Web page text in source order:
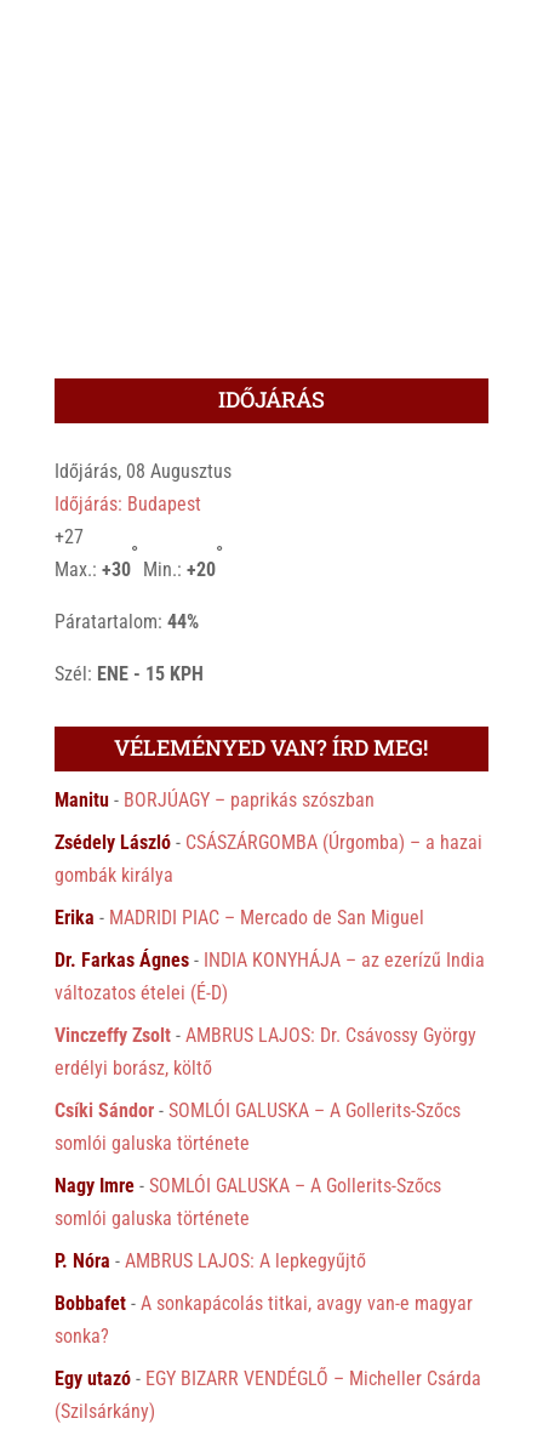
IDŐJÁRÁS
Időjárás, 08 Augusztus
Időjárás: Budapest
+27
Max.: +30
°
Min.: +20
°
Páratartalom: 44%
Szél: ENE - 15 KPH
VÉLEMÉNYED VAN? ÍRD MEG!
Manitu- BORJÚAGY – paprikás szószban
Zsédely László- CSÁSZÁRGOMBA (Úrgomba) – a hazai
gombák királya
Erika - MADRIDI PIAC – Mercado de San Miguel
Dr. Farkas Ágnes- INDIA KONYHÁJA – az ezerízű India
változatos ételei (É-D)
Vinczeffy Zsolt- AMBRUS LAJOS: Dr. Csávossy György
erdélyi borász, költő
Csíki Sándor- SOMLÓI GALUSKA – A Gollerits-Szőcs
somlói galuska története
Nagy Imre- SOMLÓI GALUSKA – A Gollerits-Szőcs
somlói galuska története
P. Nóra - AMBRUS LAJOS: A lepkegyűjtő
Bobbafet- A sonkapácolás titkai, avagy van-e magyar
sonka?
Egy utazó- EGY BIZARR VENDÉGLŐ – Micheller Csárda
(Szilsárkány)